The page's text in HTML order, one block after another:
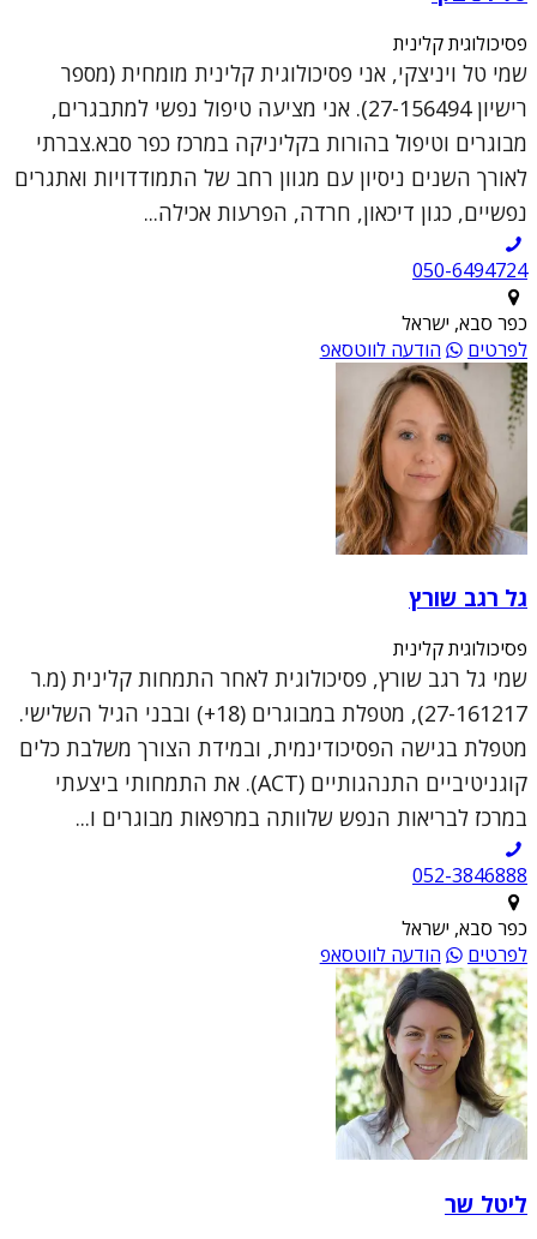
פסיכולוגית קלינית
שמי טל ויניצקי, אני פסיכולוגית קלינית מומחית (מספר
רישיון 27-156494). אני מציעה טיפול נפשי למתבגרים,
מבוגרים וטיפול בהורות בקליניקה במרכז כפר סבא.צברתי
לאורך השנים ניסיון עם מגוון רחב של התמודדויות ואתגרים
נפשיים, כגון דיכאון, חרדה, הפרעות אכילה...
050-6494724
כפר סבא, ישראל
לפרטים
הודעה לווטסאפ
גל רגב שורץ
פסיכולוגית קלינית
שמי גל רגב שורץ, פסיכולוגית לאחר התמחות קלינית (מ.ר
27-161217), מטפלת במבוגרים (18+) ובבני הגיל השלישי.
מטפלת בגישה הפסיכודינמית, ובמידת הצורך משלבת כלים
קוגניטיביים התנהגותיים (ACT). את התמחותי ביצעתי
במרכז לבריאות הנפש שלוותה במרפאות מבוגרים ו...
052-3846888
כפר סבא, ישראל
לפרטים
הודעה לווטסאפ
ליטל שר